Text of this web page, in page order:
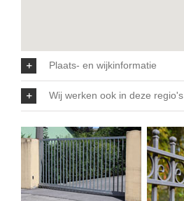
Plaats- en wijkinformatie
Wij werken ook in deze regio's